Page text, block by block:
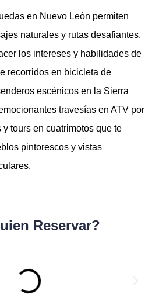
en Nuevo León permiten
naturales y rutas desafiantes,
los intereses y habilidades de
recorridos en bicicleta de
escénicos en la Sierra
travesías en ATV por
tours en cuatrimotos que te
pintorescos y vistas
Reservar?